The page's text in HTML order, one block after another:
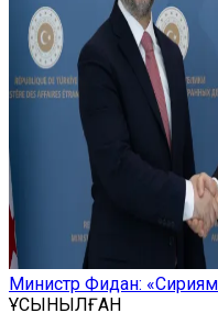
Министр Фидан:
ҰСЫНЫЛҒАН